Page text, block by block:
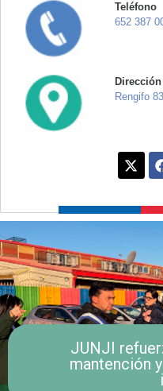
Teléfono
652 387
Dirección
Rengifo
JUNJI
mantención